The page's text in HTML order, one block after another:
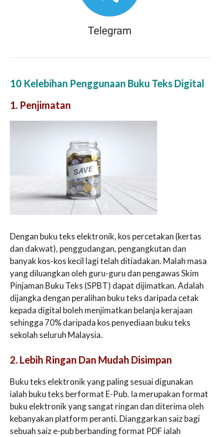
10 Kelebihan Penggunaan Buku Teks Digital
1. Penjimatan
Dengan buku teks elektronik, kos percetakan (kertas
dan dakwat), penggudangan, pengangkutan dan
banyak kos-kos kecil lagi telah ditiadakan. Malah masa
yang diluangkan oleh guru-guru dan pengawas Skim
Pinjaman Buku Teks (SPBT) dapat dijimatkan. Adalah
dijangka dengan peralihan buku teks daripada cetak
kepada digital boleh menjimatkan belanja kerajaan
sehingga 70% daripada kos penyediaan buku teks
sekolah seluruh Malaysia.
2. Lebih Ringan Dan Mudah Disimpan
Buku teks elektronik yang paling sesuai digunakan
ialah buku teks berformat E-Pub. Ia merupakan format
buku elektronik yang sangat ringan dan diterima oleh
kebanyakan platform peranti. Dianggarkan saiz bagi
sebuah saiz e-pub berbanding format PDF ialah